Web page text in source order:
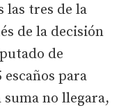
las tres de la
de la decisión
de
para
no llegara,